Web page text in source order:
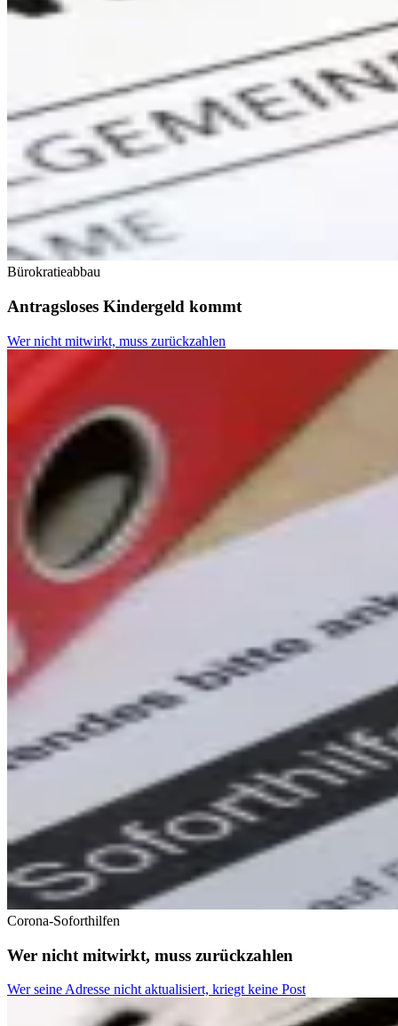
Bürokratieabbau
Antragsloses Kindergeld kommt
Wer nicht mitwirkt, muss zurückzahlen
Corona-Soforthilfen
Wer nicht mitwirkt, muss zurückzahlen
Wer seine Adresse nicht aktualisiert, kriegt keine Post